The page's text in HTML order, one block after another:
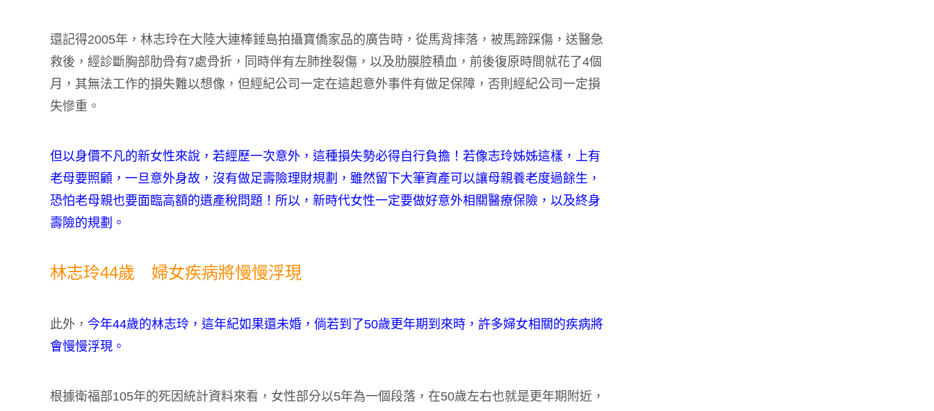
還記得2005年，林志玲在大陸大連棒錘島拍攝寶僑家品的廣告時，從馬背摔落，被馬蹄踩傷，送醫急
救後，經診斷胸部肋骨有7處骨折，同時伴有左肺挫裂傷，以及肋膜腔積血，前後復原時間就花了4個
月，其無法工作的損失難以想像，但經紀公司一定在這起意外事件有做足保障，否則經紀公司一定損
失慘重。
但以身價不凡的新女性來說，若經歷一次意外，這種損失勢必得自行負擔！若像志玲姊姊這樣，上有
老母要照顧，一旦意外身故，沒有做足壽險理財規劃，雖然留下大筆資產可以讓母親養老度過餘生，
恐怕老母親也要面臨高額的遺產稅問題！所以，新時代女性一定要做好意外相關醫療保險，以及終身
壽險的規劃。
林志玲44歲 婦女疾病將慢慢浮現
此外， 今年44歲的林志玲，這年紀如果還未婚，倘若到了50歲更年期到來時，許多婦女相關的疾病將
會慢慢浮現。
根據衛福部105年的死因統計資料來看，女性部分以5年為一個段落，在50歲左右也就是更年期附近，